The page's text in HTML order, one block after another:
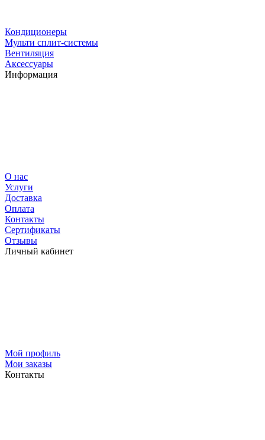
Кондиционеры
Мульти сплит-системы
Вентиляция
Аксессуары
Информация
О нас
Услуги
Доставка
Оплата
Контакты
Сертификаты
Отзывы
Личный кабинет
Мой профиль
Мои заказы
Контакты